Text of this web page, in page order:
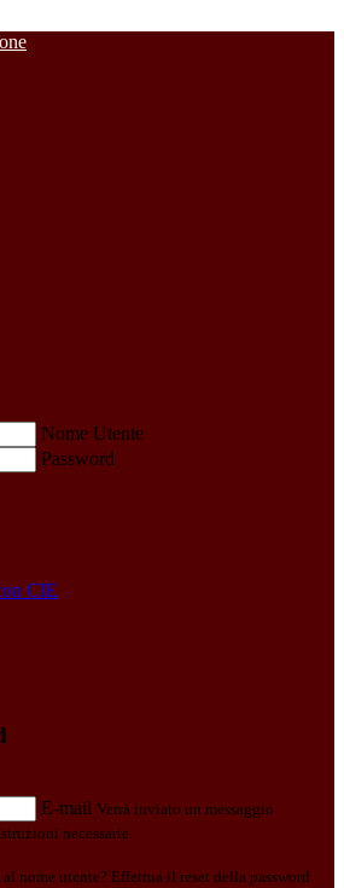
Nome Utente
Password
CIE
E-mail Verrà inviato un messaggio
necessarie.
nome utente? Effettua il reset della password